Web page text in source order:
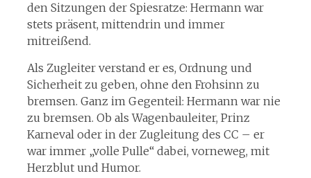
den Sitzungen der Spiesratze: Hermann war
stets präsent, mittendrin und immer
mitreißend.
Als Zugleiter verstand er es, Ordnung und
Sicherheit zu geben, ohne den Frohsinn zu
bremsen. Ganz im Gegenteil: Hermann war nie
zu bremsen. Ob als Wagenbauleiter, Prinz
Karneval oder in der Zugleitung des CC – er
war immer „volle Pulle“ dabei, vorneweg, mit
Herzblut und Humor.